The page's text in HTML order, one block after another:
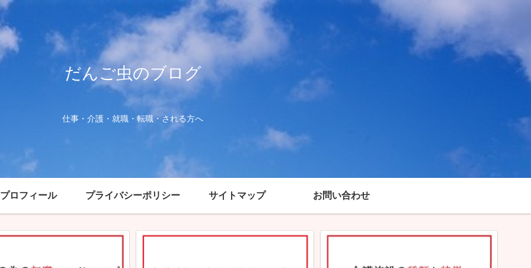
だんご虫のブログ
仕事・介護・就職・転職・される方へ
プロフィール プライバシーポリシー サイトマップ お問い合わせ